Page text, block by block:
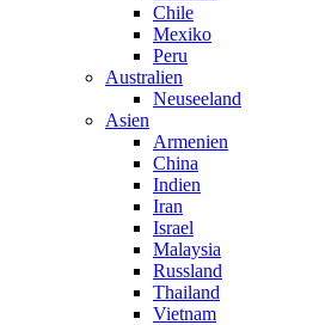
Chile
Mexiko
Peru
Australien
Neuseeland
Asien
Armenien
China
Indien
Iran
Israel
Malaysia
Russland
Thailand
Vietnam